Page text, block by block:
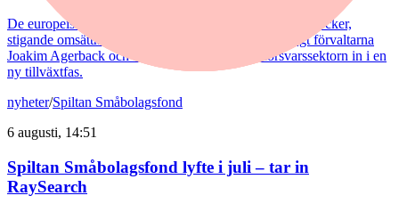
De europeiska försvarsbolagen visar rekordstora orderböcker,
stigande omsättning och förbättrade marginaler. Enligt förvaltarna
Joakim Agerback och Shayan Heidari går nu försvarssektorn in i en
ny tillväxtfas.
nyheter/Spiltan Småbolagsfond
6 augusti, 14:51
Spiltan Småbolagsfond lyfte i juli – tar in
RaySearch